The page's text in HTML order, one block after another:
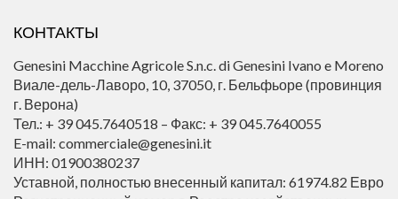
КОНТАКТЫ
Genesini Macchine Agricole S.n.c. di Genesini Ivano e Moreno
Виале-дель-Лаворо, 10, 37050, г. Бельфьоре (провинция
г. Верона)
Тел.: + 39 045.7640518 – Факс: + 39 045.7640055
E-mail: commerciale@genesini.it
ИНН: 01900380237
Уставной, полностью внесенный капитал: 61974.82 Евро